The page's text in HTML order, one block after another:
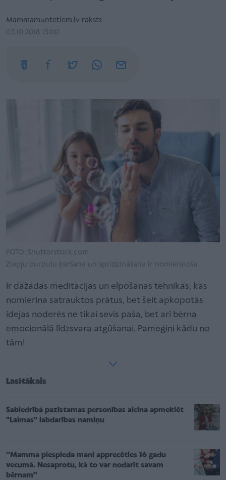
Mammamuntetiem.lv raksts
03.10.2018 15:00
FOTO: Shutterstock.com
Ziepju burbuļu ķeršana un spridzināšana ir nomierinoša.
Ir dažādas meditācijas un elpošanas tehnikas, kas
nomierina satrauktos prātus, bet šeit apkopotās
idejas noderēs ne tikai sevis paša, bet arī bērna
emocionālā līdzsvara atgūšanai. Pamēģini kādu no
tām!
Lasītākais
Sabiedrībā pazīstamas personības aicina apmeklēt
"Laimas" labdarības namiņu
''Mamma piespieda mani apprecēties 16 gadu
vecumā. Nesaprotu, kā to var nodarīt savam
bērnam''